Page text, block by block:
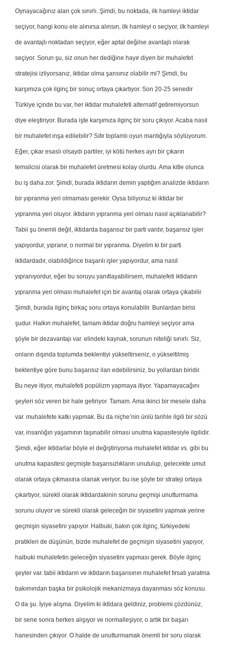
Oynayacağınız alan çok sınırlı. Şimdi, bu noktada, ilk hamleyi iktidar
seçiyor, hangi konu ele alınırsa alınsın, ilk hamleyi o seçiyor, ilk hamleyi
de avantajlı noktadan seçiyor, eğer aptal değilse avantajlı olarak
seçiyor. Sorun şu, siz onun her dediğine hayır diyen bir muhalefet
stratejisi izliyorsanız, iktidar olma şansınız olabilir mi? Şimdi, bu
karşımıza çok ilginç bir sonuç ortaya çıkartıyor. Son 20-25 senedir
Türkiye içinde bu var, her iktidar muhalefeti alternatif getiremiyorsun
diye eleştiriyor. Burada işte karşımıza ilginç bir soru çıkıyor. Acaba nasıl
bir muhalefet inşa edilebilir? Sıfır toplamlı oyun mantığıyla söylüyorum.
Eğer, çıkar esaslı olsaydı partiler, iyi kötü herkes ayrı bir çıkarın
temsilcisi olarak bir muhalefet üretmesi kolay olurdu. Ama kitle olunca
bu iş daha zor. Şimdi, burada iktidarın demin yaptığım analizde iktidarın
bir yıpranma yeri olmaması gerekir. Oysa biliyoruz ki iktidar bir
yıpranma yeri oluyor. iktidarın yıpranma yeri olması nasıl açıklanabilir?
Tabii şu önemli değil, iktidarda başarısız bir parti vardır, başarısız işler
yapıyordur, yıpranır, o normal bir yıpranma. Diyelim ki bir parti
iktidardadır, olabildiğince başarılı işler yapıyordur, ama nasıl
yıpranıyordur, eğer bu soruyu yanıtlayabilirsem, muhalefeti iktidarın
yıpranma yeri olması muhalefet için bir avantaj olarak ortaya çıkabilir.
Şimdi, burada ilginç birkaç soru ortaya konulabilir. Bunlardan birisi
şudur. Halkın muhalefet, tamam iktidar doğru hamleyi seçiyor ama
şöyle bir dezavantajı var. elindeki kaynak, sorunun niteliği sınırlı. Siz,
onların dışında toplumda beklentiyi yükseltirseniz, o yükseltilmiş
beklentiye göre bunu başarısız ilan edebilirsiniz, bu yollardan biridir.
Bu neye itiyor, muhalefeti popülizm yapmaya itiyor. Yapamayacağını
şeyleri söz veren bir hale getiriyor. Tamam. Ama ikinci bir mesele daha
var. muhalefete katkı yapmak. Bu da niçhe’nin ünlü tarihle ilgili bir sözü
var, insanlığın yaşamının taşınabilir olması unutma kapasitesiyle ilgilidir.
Şimdi, eğer iktidarlar böyle el değiştiriyorsa muhalefet iktidar vs. gibi bu
unutma kapasitesi geçmişte başarısızlıkların unutulup, gelecekte umut
olarak ortaya çıkmasına olanak veriyor. bu ise şöyle bir strateji ortaya
çıkartıyor, sürekli olarak iktidardakinin sorunu geçmişi unutturmama
sorunu oluyor ve sürekli olarak geleceğin bir siyasetini yapmak yerine
geçmişin siyasetini yapıyor. Halbuki, bakın çok ilginç, türkiyedeki
pratikleri de düşünün, bizde muhalefet de geçmişin siyasetini yapıyor,
halbuki muhalefetin geleceğin siyasetini yapması gerek. Böyle ilginç
şeyler var. tabii iktidarın ve iktidarın başarısının muhalefet fırsatı yaratma
bakımından başka bir psikolojik mekanizmaya dayanması söz konusu.
O da şu. İyiye alışma. Diyelim ki iktidara geldiniz, problemi çözdünüz,
bir sene sonra herkes alışıyor ve normalleşiyor, o artık bir başarı
hanesinden çıkıyor. O halde de unutturmamak önemli bir soru olarak